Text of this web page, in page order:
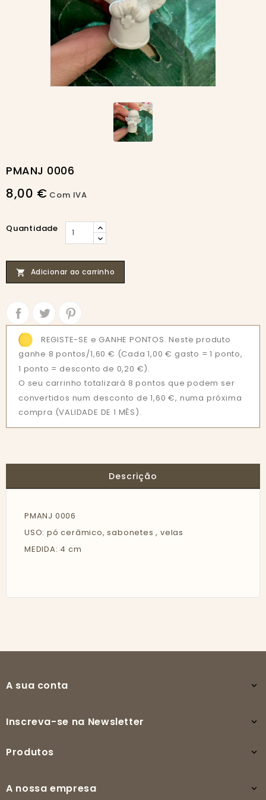
PMANJ 0006
8,00 € Com IVA
Quantidade
 Adicionar ao carrinho
REGISTE-SE e GANHE PONTOS. Neste produto
ganhe 8 pontos/1,60 € (Cada 1,00 € gasto = 1 ponto,
1 ponto = desconto de 0,20 €).
O seu carrinho totalizará 8 pontos que podem ser
convertidos num desconto de 1,60 €, numa próxima
compra (VALIDADE DE 1 MÊS).
Descrição
PMANJ 0006
USO: pó cerâmico, sabonetes , velas
MEDIDA: 4 cm
A sua conta 
Inscreva-se na Newsletter 
Produtos 
A nossa empresa 